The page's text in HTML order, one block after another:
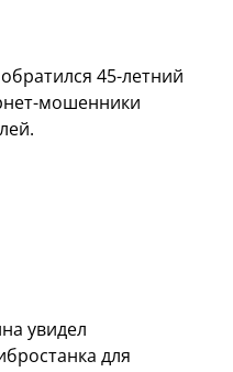
45-летний
мошенники
увидел
для